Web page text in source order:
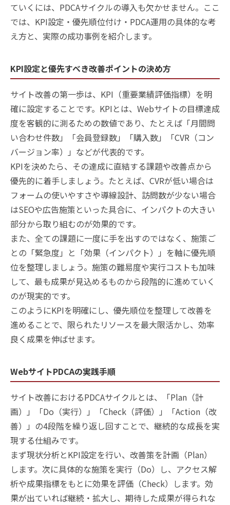
ていくには、PDCAサイクルの導入も欠かせません。ここ
では、KPI設定・優先順位付け・PDCA運用の具体的な考
え方と、実際の成功事例を紹介します。
KPI設定と優先すべき改善ポイントの決め方
サイト改善の第一歩は、KPI（重要業績評価指標）を明
確に設定することです。KPIとは、Webサイトの目標達成
度を客観的に測るための数値であり、たとえば「月間問
い合わせ件数」「会員登録数」「購入数」「CVR（コン
バージョン率）」などが代表的です。
KPIを決めたら、その達成に直結する課題や改善点から
優先的に着手しましょう。たとえば、CVRが低い場合は
フォームの使いやすさや導線設計、訪問数が少ない場合
はSEOや広告施策といった具合に、インパクトの大きい
部分から取り組むのが効果的です。
また、全ての課題に一度に手を出すのではなく、施策ご
との「緊急度」と「効果（インパクト）」を軸に優先順
位を整理しましょう。施策の難易度や実行コストも加味
して、最も成果が見込めるものから段階的に進めていく
のが現実的です。
このようにKPIを明確にし、優先順位を整理して改善を
進めることで、限られたリソースを最大限活かし、効率
良く成果を伸ばせます。
WebサイトPDCAの実践手順
サイト改善におけるPDCAサイクルとは、「Plan（計
画）」「Do（実行）」「Check（評価）」「Action（改
善）」の4段階を繰り返し回すことで、継続的な成長を実
現する仕組みです。
まず現状分析とKPI設定を行い、改善策を計画（Plan）
します。次に具体的な施策を実行（Do）し、アクセス解
析や成果指標をもとに効果を評価（Check）します。効
果が出ていれば継続・拡大し、期待した成果が得られな